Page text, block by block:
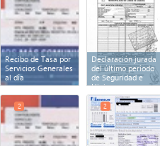
Recibo de Tasa por
Servicios Generales
al día
Declaración jurada
del último período
de Seguridad e
Higiene
2 2